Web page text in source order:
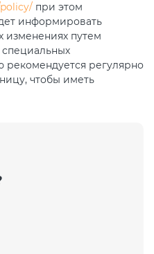
при этом
информировать
изменениях путем
регулярно
чтобы иметь